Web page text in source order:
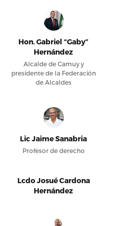
Hon. Gabriel “Gaby”
Hernández
Alcalde de Camuy y
presidente de la Federación
de Alcaldes
Lic Jaime Sanabria
Profesor de derecho
Lcdo Josué Cardona
Hernández